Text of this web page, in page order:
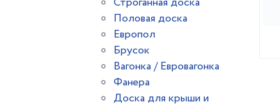
Половая доска
Европол
Брусок
Вагонка / Евровагонка
Фанера
Доска для крыши и